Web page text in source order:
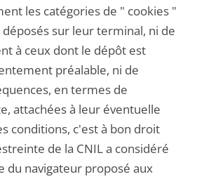
les catégories de " cookies "
sur leur terminal, ni de
à ceux dont le dépôt est
préalable, ni de
en termes de
attachées à leur éventuelle
conditions, c'est à bon droit
de la CNIL a considéré
du navigateur proposé aux